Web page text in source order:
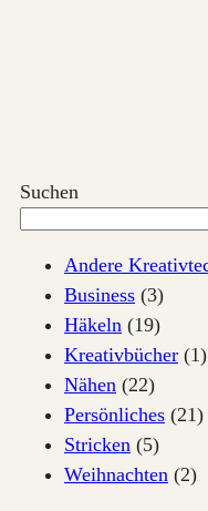
Suchen
Andere
Business (3)
Häkeln (19)
Kreativbücher (1)
Nähen (22)
Persönliches (21)
Stricken (5)
Weihnachten (2)